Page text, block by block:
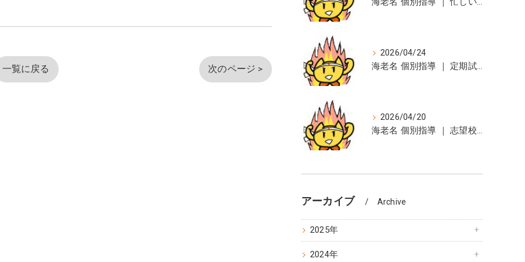
一覧に戻る 次のページ >
海老名 個別指導 ｜ 忙しい人へ ～定期試験に向けて～
2026/04/24
海老名 個別指導 ｜ 定期試験までのカウント・ダウン、始めました。
2026/04/20
海老名 個別指導 ｜ 志望校合格を目指して
アーカイブ Archive
2025年
2024年